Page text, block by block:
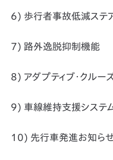
6) 歩行者事故低減ステ
7) 路外逸脱抑制機能
8) アダプティブ・クルー
9) 車線維持支援システ
10) 先行車発進お知ら